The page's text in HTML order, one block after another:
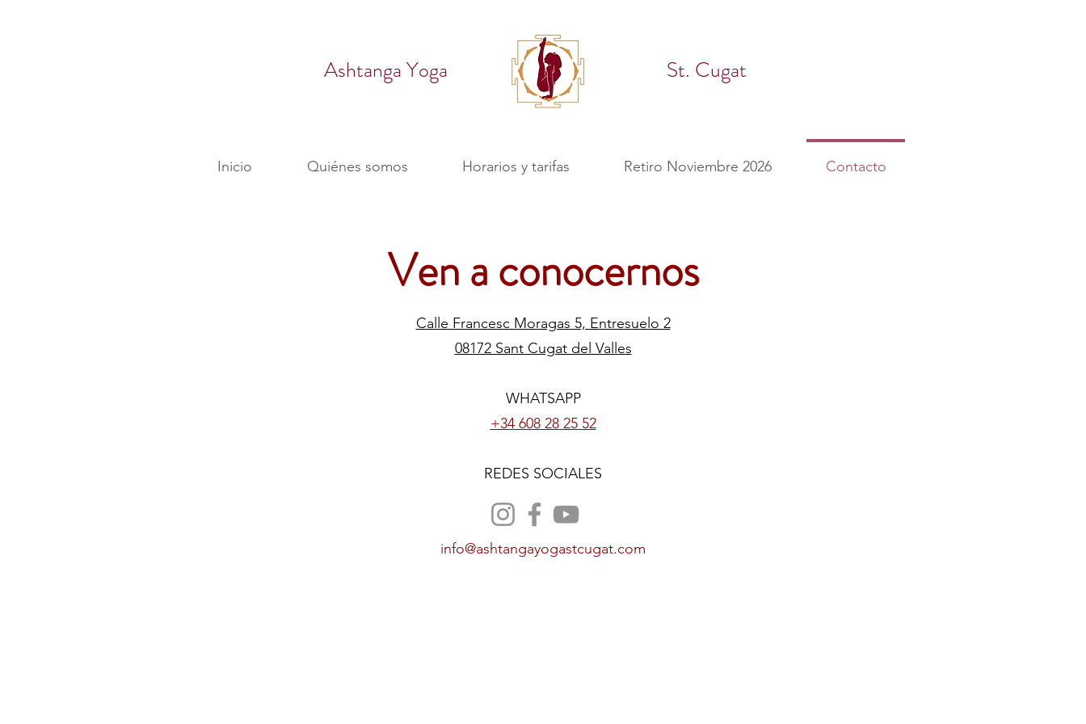
Ashtanga Yoga St. Cugat
Inicio Quiénes somos Horarios y tarifas Retiro Noviembre 2026 Contacto
Ven a conocernos
Calle Francesc Moragas 5, Entresuelo 2
08172 Sant Cugat del Valles
WHATSAPP
+34 608 28 25 52
REDES SOCIALES
info@ashtangayogastcugat.com